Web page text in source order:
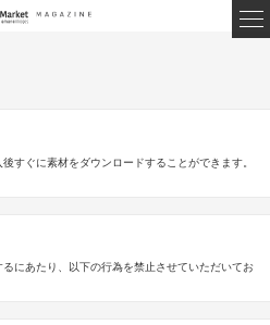
すぐに素材をダウンロードすることができます。
にあたり、以下の行為を禁止させていただいてお